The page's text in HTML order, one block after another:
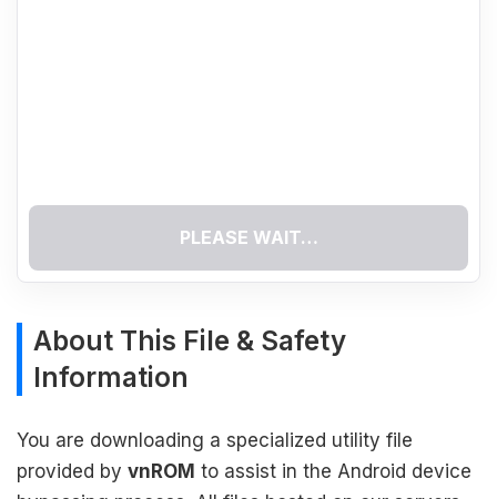
PLEASE WAIT…
About This File & Safety
Information
You are downloading a specialized utility file
provided by vnROM to assist in the Android device